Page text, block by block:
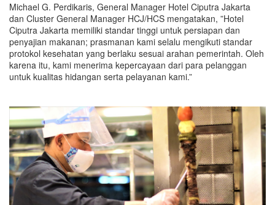
Michael G. Perdikaris, General Manager Hotel Ciputra Jakarta
dan Cluster General Manager HCJ/HCS mengatakan, ”Hotel
Ciputra Jakarta memiliki standar tinggi untuk persiapan dan
penyajian makanan; prasmanan kami selalu mengikuti standar
protokol kesehatan yang berlaku sesuai arahan pemerintah. Oleh
karena itu, kami menerima kepercayaan dari para pelanggan
untuk kualitas hidangan serta pelayanan kami.”